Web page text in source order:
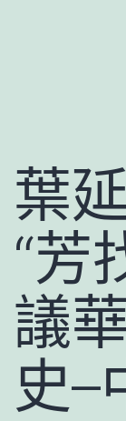
容葉
“芳
議
史–